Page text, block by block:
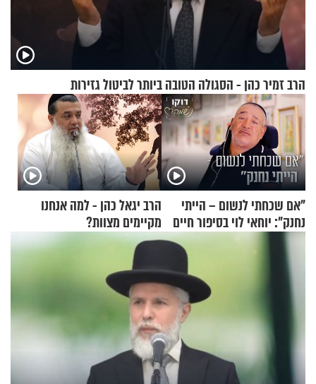
הרב זמיר כהן - הסגולה הטובה ביותר לביטול גזירות
"אם שכחתי לנשום – הייתי
נחנק": יוחאי לוי בסיפור חיים
מעורר השראה
הרב יגאל כהן - למה אנחנו
מקיימים מצוות?